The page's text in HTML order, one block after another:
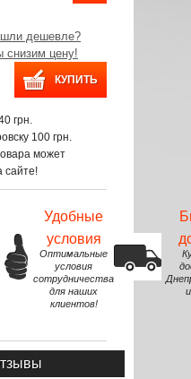
дешевле?
снизим цену!
грн.
100 грн.
может
сайте!
Удобные
условия
Оптимальные
условия
сотрудничества
для наших
клиентов!